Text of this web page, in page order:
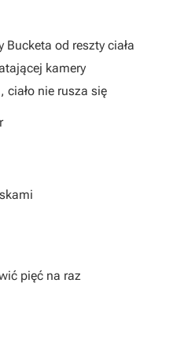
Bucketa od reszty ciała
kamery
ciało nie rusza się
pięć na raz